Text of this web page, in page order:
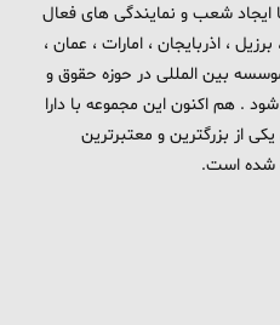
شعب و نمایندگی های فعال
، اذربایجان ، امارات ، عمان ،
بین المللی در حوزه حقوق و
. هم اکنون این مجموعه با دارا
بعنوان یکی از بزرگترین و معتبرترین
شده است.